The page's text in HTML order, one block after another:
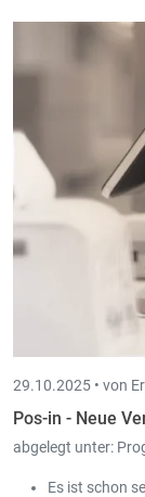
In der
Barcodes ein
die
Etiketten-
29.10.2025 • von
Pos-in - Neue
abgelegt unter:
Es ist schon